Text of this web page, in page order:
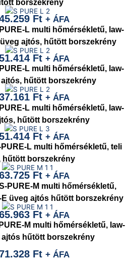
borszekrény
Ft + ÁFA
L multi hőmérsékletű, law-
ajtós, hűtött borszekrény
Ft + ÁFA
L multi hőmérsékletű, law-
hűtött borszekrény
Ft + ÁFA
L multi hőmérsékletű, law-
hűtött borszekrény
Ft + ÁFA
L multi hőmérsékletű, teli
hűtött borszekrény
Ft + ÁFA
PURE-M multi hőmérsékletű,
E üveg ajtós hűtött borszekrény
Ft + ÁFA
M multi hőmérsékletű, law-
ajtós hűtött borszekrény
Ft + ÁFA